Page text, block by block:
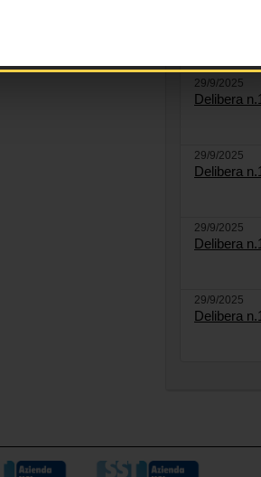
Delibera
29/9/2025
Delibera
29/9/2025
Delibera
29/9/2025
Delibera
29/9/2025
Delibera